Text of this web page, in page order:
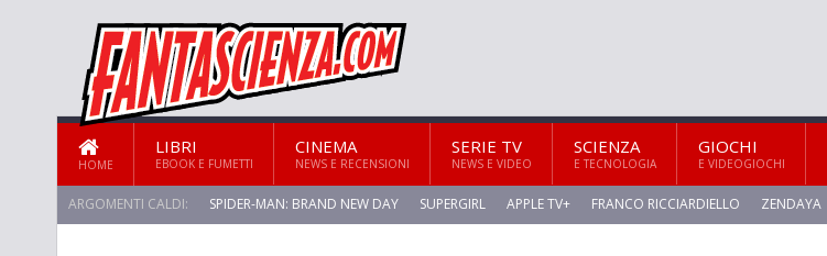
HOME
LIBRI
EBOOK E FUMETTI
CINEMA
NEWS E RECENSIONI
SERIE TV
NEWS E VIDEO
SCIENZA
E TECNOLOGIA
GIOCHI
E VIDEOGIOCHI
ARGOMENTI CALDI: SPIDER-MAN: BRAND NEW DAY SUPERGIRL APPLE TV+ FRANCO RICCIARDIELLO ZENDAYA